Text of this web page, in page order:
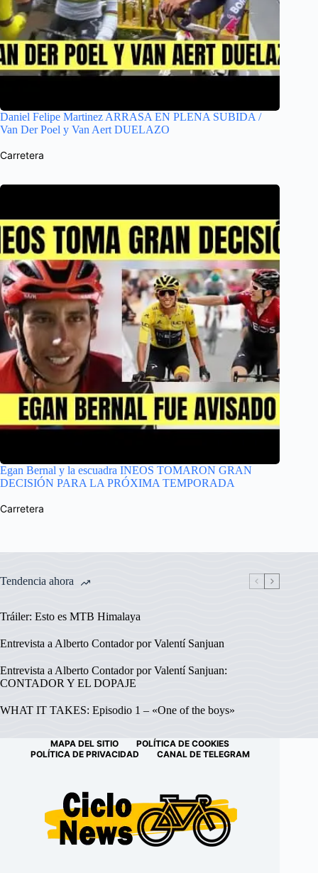
Daniel Felipe Martinez ARRASA EN PLENA SUBIDA /
Van Der Poel y Van Aert DUELAZO
Carretera
Egan Bernal y la escuadra INEOS TOMARON GRAN
DECISIÓN PARA LA PRÓXIMA TEMPORADA
Carretera
Tendencia ahora
Tráiler: Esto es MTB Himalaya
Entrevista a Alberto Contador por Valentí Sanjuan
Entrevista a Alberto Contador por Valentí Sanjuan:
CONTADOR Y EL DOPAJE
WHAT IT TAKES: Episodio 1 – «One of the boys»
MAPA DEL SITIO
POLÍTICA DE COOKIES
POLÍTICA DE PRIVACIDAD
CANAL DE TELEGRAM